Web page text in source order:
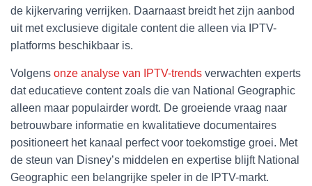
de kijkervaring verrijken. Daarnaast breidt het zijn aanbod
uit met exclusieve digitale content die alleen via IPTV-
platforms beschikbaar is.
Volgens onze analyse van IPTV-trends verwachten experts
dat educatieve content zoals die van National Geographic
alleen maar populairder wordt. De groeiende vraag naar
betrouwbare informatie en kwalitatieve documentaires
positioneert het kanaal perfect voor toekomstige groei. Met
de steun van Disney’s middelen en expertise blijft National
Geographic een belangrijke speler in de IPTV-markt.